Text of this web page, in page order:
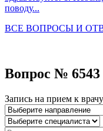
поводу...
ВСЕ ВОПРОСЫ И
Вопрос № 6543
Запись на прием к врачу